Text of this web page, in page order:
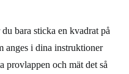
bara sticka en kvadrat på
anges i dina instruktioner
provlappen och mät det så